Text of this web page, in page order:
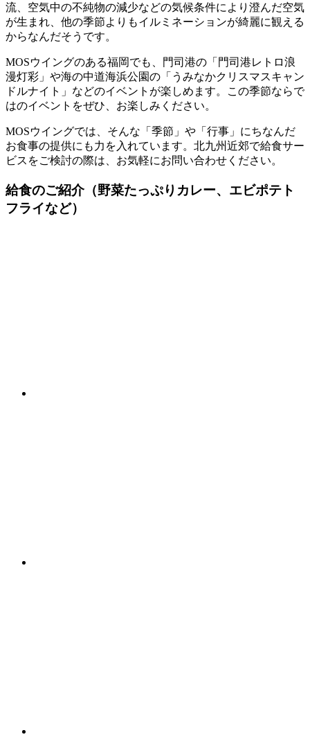
流、空気中の不純物の減少などの気候条件により澄んだ空気
が生まれ、他の季節よりもイルミネーションが綺麗に観える
からなんだそうです。
MOSウイングのある福岡でも、門司港の「門司港レトロ浪
漫灯彩」や海の中道海浜公園の「うみなかクリスマスキャン
ドルナイト」などのイベントが楽しめます。この季節ならで
はのイベントをぜひ、お楽しみください。
MOSウイングでは、そんな「季節」や「行事」にちなんだ
お食事の提供にも力を入れています。北九州近郊で給食サー
ビスをご検討の際は、お気軽にお問い合わせください。
給食のご紹介（野菜たっぷりカレー、エビポテト
フライなど）